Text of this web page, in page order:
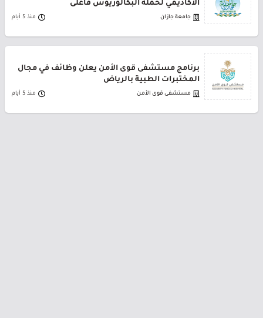
الأكاديمي لحملة البكالوريوس فأعلى
جامعة جازان منذ 5 أيام
برنامج مستشفى قوى الأمن يعلن وظائف في مجال
المختبرات الطبية بالرياض
مستشفى قوى الأمن منذ 5 أيام